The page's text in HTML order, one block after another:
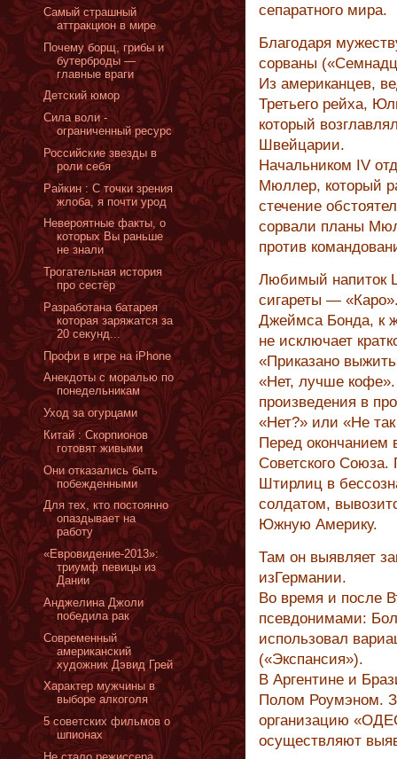
сепаратного мира.
Благодаря
сорваны
Из американцев,
Третьего рейха,
который
Швейцарии.
Начальником IV
Мюллер, который
стечение
сорвали планы
против
Любимый напиток
сигареты —
Джеймса Бонда, к
не исключает
«Приказано
«Нет, лучше кофе».
произведения в
«Нет?» или «Не
Перед окончанием
Советского
Штирлиц в
солдатом,
Южную Америку.
Там он выявляет
изГермании.
Во время и после
псевдонимами:
использовал
(«Экспансия»).
В Аргентине и
Полом Роумэном.
организацию
осуществляют
Самый страшный
аттракцион в мире
Почему борщ, грибы и
бутерброды —
главные враги
Детский юмор
Сила воли -
ограниченный ресурс
Российские звезды в
роли себя
Райкин : С точки зрения
жлоба, я почти урод
Невероятные факты, о
которых Вы раньше
не знали
Трогательная история
про сестёр
Разработана батарея
которая заряжатся за
20 секунд...
Профи в игре на iPhone
Анекдоты с моралью по
понедельникам
Уход за огурцами
Китай : Скорпионов
готовят живыми
Они отказались быть
побежденными
Для тех, кто постоянно
опаздывает на
работу
«Евровидение-2013»:
триумф певицы из
Дании
Анджелина Джоли
победила рак
Cовременный
американский
художник Дэвид Грей
Характер мужчины в
выборе алкоголя
5 советских фильмов о
шпионах